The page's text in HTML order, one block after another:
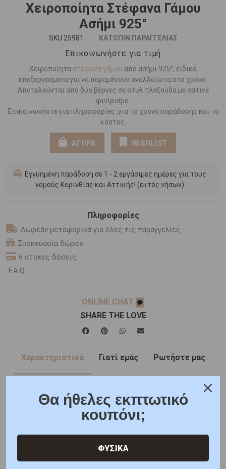
Χειροποίητα Στέφανα Γάμου
Ασήμι 925°
SKU 25981 ΚΑΤΟΠΙΝ ΠΑΡΑΓΓΕΛΙΑΣ
Επικοινωνήστε για τιμή
Χειροποίητα στέφανα γάμου από ασήμι 925°, ειδικά
επεξεργασμένα για να παραμένουν αναλλοίωτα στο χρόνο.
Αποτελούνται από δύο βέργες σε στυλ πλεξούδα με σατινέ
φινίρισμα.
Επικοινωνήστε για πληροφορίες ,για το χρόνο παράδοσης και το
κόστος.
ΑΓΟΡΑ WISHLIST
Εγγυημένη παράδοση σε 1 - 2 εργάσιμες ημέρες για τους
νομούς Κορινθίας και Αττικής! (εκτός νήσων)
Πληροφορίες
Δωρεάν μεταφορικά για όλες τις παραγγελίες
Συσκευασία δώρου
6 άτοκες δόσεις
F.A.Q.
ONLINE CHAT
SHARE THE LOVE
Χαρακτηριστικά Γιατί εμάς Ρωτήστε μας
Τα στέφανα διατίθενται σε πολυτελές κουτί και
συνοδεύονται από 2 καρφίτσες για το πέτο.
Θα ήθελες εκπτωτικό
κουπόνι;
ΦΥΣΙΚΑ